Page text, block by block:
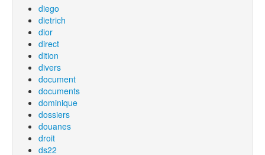
diego
dietrich
dior
direct
dition
divers
document
documents
dominique
dossiers
douanes
droit
ds22